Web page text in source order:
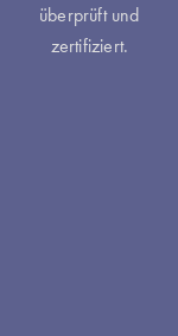
überprüft und
zertifiziert.